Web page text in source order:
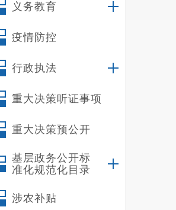
义务教育
疫情防控
行政执法
重大决策听证事项
重大决策预公开
基层政务公开标
准化规范化目录
涉农补贴